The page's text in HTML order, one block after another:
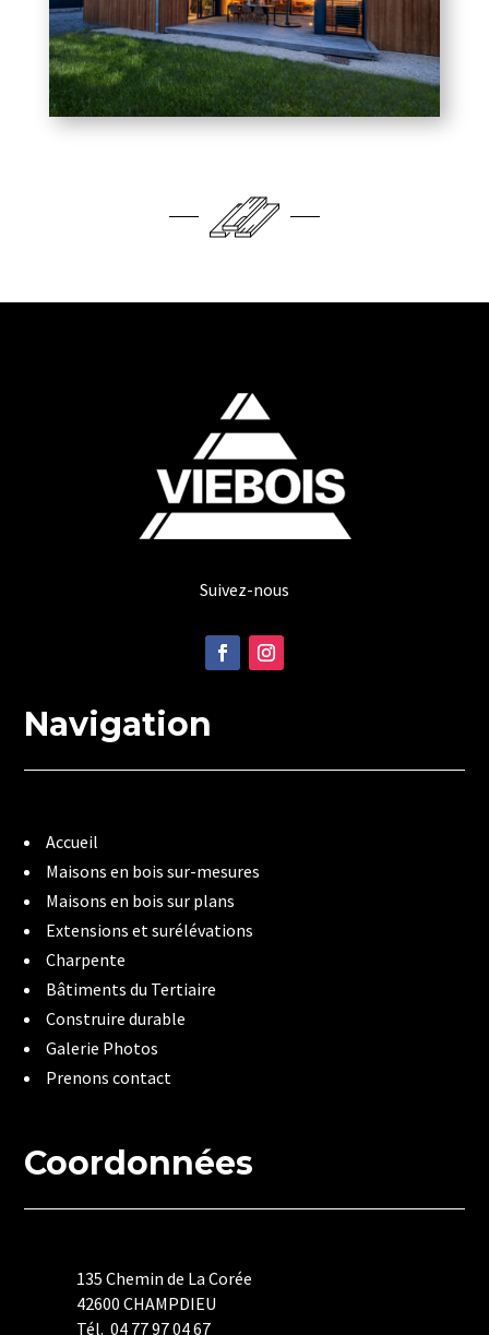
Suivez-nous
Navigation
Accueil
Maisons en bois sur-mesures
Maisons en bois sur plans
Extensions et surélévations
Charpente
Bâtiments du Tertiaire
Construire durable
Galerie Photos
Prenons contact
Coordonnées
135 Chemin de La Corée
42600 CHAMPDIEU
Tél. 04 77 97 04 67